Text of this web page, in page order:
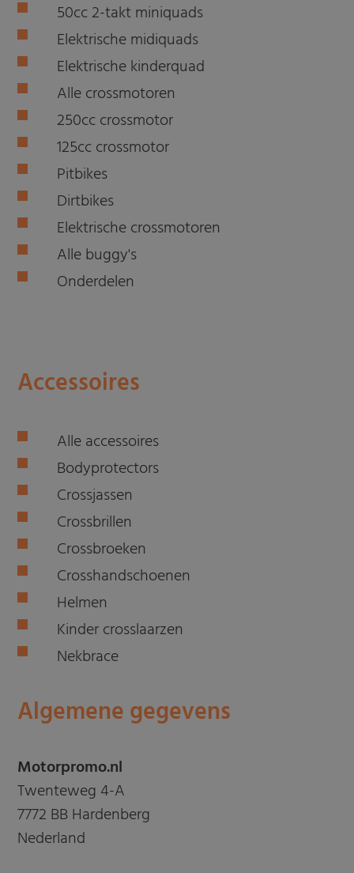
50cc 2-takt miniquads
Elektrische midiquads
Elektrische kinderquad
Alle crossmotoren
250cc crossmotor
125cc crossmotor
Pitbikes
Dirtbikes
Elektrische crossmotoren
Alle buggy's
Onderdelen
Accessoires
Alle accessoires
Bodyprotectors
Crossjassen
Crossbrillen
Crossbroeken
Crosshandschoenen
Helmen
Kinder crosslaarzen
Nekbrace
Algemene gegevens
Motorpromo.nl
Twenteweg 4-A
7772 BB Hardenberg
Nederland